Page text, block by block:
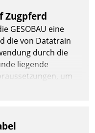
Zugpferd
GESOBAU eine
die von Datatrain
durch die
liegende
um
und weitere